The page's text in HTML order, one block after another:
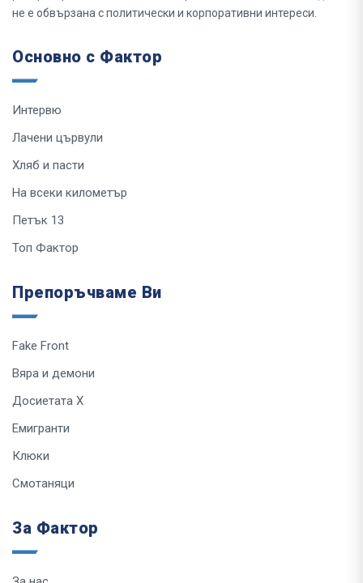
не е обвързана с политически и корпоративни интереси.
Основно с Фактор
Интервю
Лачени цървули
Хляб и пасти
На всеки километър
Петък 13
Топ Фактор
Препоръчваме Ви
Fake Front
Вяра и демони
Досиетата Х
Емигранти
Клюки
Смотаняци
За Фактор